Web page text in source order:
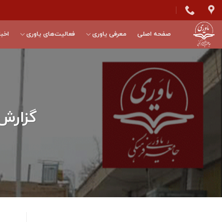
Skip
to
content
صفحه اصلی معرفی یاوری فعالیت‌های یاوری